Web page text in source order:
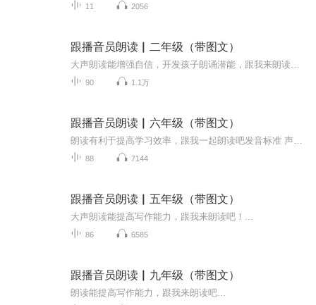
11 2056
跟播音员朗读▏二年级（带图文）
90 1.1万
跟播音员朗读▏六年级（带图文）
88 7144
跟播音员朗读▏五年级（带图文）
大声朗读能提高写作能力，跟我来朗读吧！...
86 6585
跟播音员朗读▏九年级（带图文）
朗读能提高写作能力，跟我来朗读吧...